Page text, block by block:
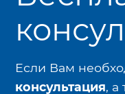
Если Вам
консультация, а